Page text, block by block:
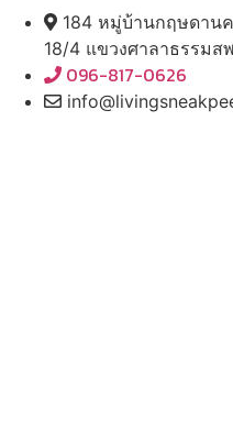
184 หมู่บ้านกฤษดาน
18/4 แขวงศาลาธรรมส
096-817-0626